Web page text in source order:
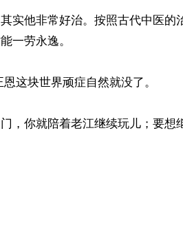
实他非常好治。按照古代中医的
一劳永逸。
这块世界顽症自然就没了。
，你就陪着老江继续玩儿；要想